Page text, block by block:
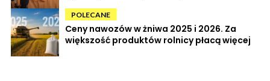
POLECANE
Ceny nawozów w żniwa 2025 i 2026. Za
większość produktów rolnicy płacą więcej